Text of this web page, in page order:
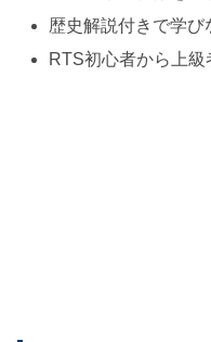
歴史解説付きで学
RTS初心者から上